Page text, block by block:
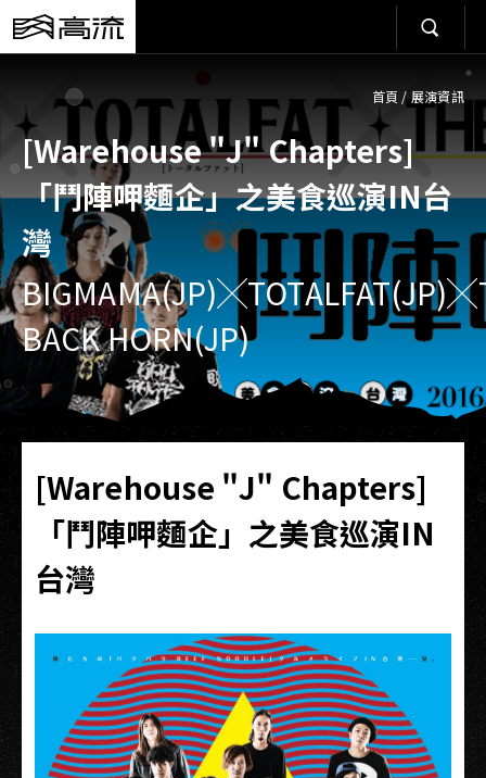
首頁 / 展演資訊
[Warehouse "J" Chapters]
「鬥陣呷麵企」之美食巡演IN台
灣
BACK HORN(JP)
[Warehouse "J" Chapters]
「鬥陣呷麵企」之美食巡演IN
台灣